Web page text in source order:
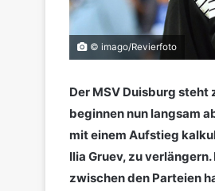
© imago/Revierfoto
Der MSV Duisburg
beginnen nun langsam
mit einem Aufstieg
Ilia Gruev, zu
zwischen den Parteien